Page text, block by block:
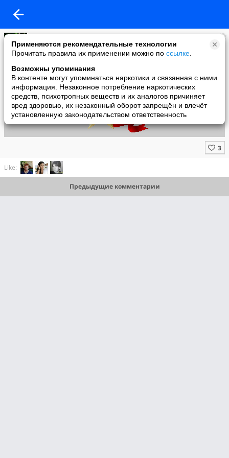
Применяются рекомендательные технологии
Прочитать правила их применении можно по ссылке
Возможны упоминания
В контенте могут упоминаться наркотики и связанная с ними
информация. Незаконное потребление наркотических
средств, психотропных веществ и их аналогов причиняет
вред здоровью, их незаконный оборот запрещён и влечёт
установленную законодательством ответственность
Галя
added a photo
22 Feb в 14:27
Like:
Предыдущие комментарии